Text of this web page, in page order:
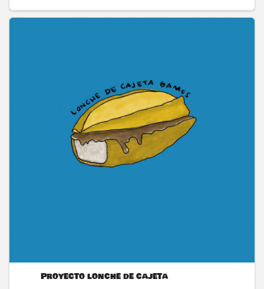
Proyecto lonche de cajeta